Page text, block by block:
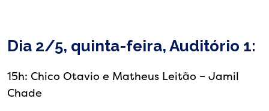
Dia 2/5, quinta-feira, Auditório 1:
15h: Chico Otavio e Matheus Leitão – Jamil
Chade